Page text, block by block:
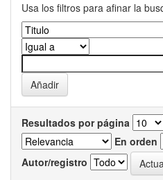
Usa los filtros para afinar la
Resultados por página
En orden
Autor/registro